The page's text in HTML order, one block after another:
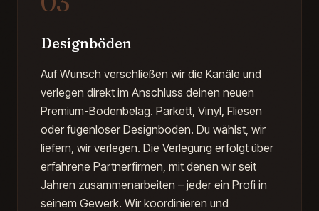
Designböden
Auf Wunsch verschließen wir die Kanäle und
verlegen direkt im Anschluss deinen neuen
Premium-Bodenbelag. Parkett, Vinyl, Fliesen
oder fugenloser Designboden. Du wählst, wir
liefern, wir verlegen. Die Verlegung erfolgt über
erfahrene Partnerfirmen, mit denen wir seit
Jahren zusammenarbeiten – jeder ein Profi in
seinem Gewerk. Wir koordinieren und